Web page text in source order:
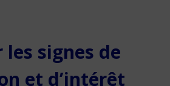
les signes de
et d’intérêt